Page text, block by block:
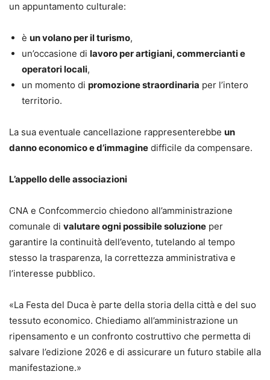
un appuntamento culturale:
è un volano per il turismo,
un’occasione di lavoro per artigiani, commercianti e
operatori locali,
un momento di promozione straordinaria per l’intero
territorio.
La sua eventuale cancellazione rappresenterebbe un
danno economico e d’immagine difficile da compensare.
L’appello delle associazioni
CNA e Confcommercio chiedono all’amministrazione
comunale di valutare ogni possibile soluzione per
garantire la continuità dell’evento, tutelando al tempo
stesso la trasparenza, la correttezza amministrativa e
l’interesse pubblico.
«La Festa del Duca è parte della storia della città e del suo
tessuto economico. Chiediamo all’amministrazione un
ripensamento e un confronto costruttivo che permetta di
salvare l’edizione 2026 e di assicurare un futuro stabile alla
manifestazione.»